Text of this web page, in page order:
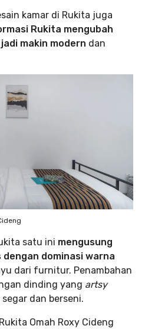
kamar di Rukita juga
Rukita mengubah
makin modern dan
satu ini mengusung
dominasi warna
dari furnitur. Penambahan
dinding yang artsy
dan berseni.